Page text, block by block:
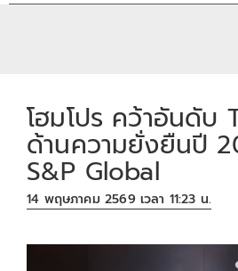
โฮมโปร คว้าอันดับ
ด้านความยั่งยืนปี
S&P Global
14 พฤษภาคม 2569 เวลา 11:23 น.